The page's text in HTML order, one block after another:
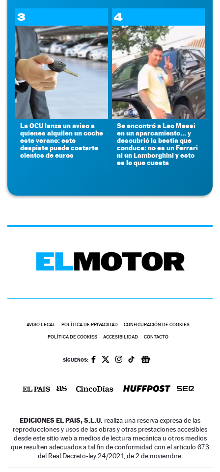
3
La OCU lanza un aviso a
quienes alquilen un coche
este verano: este
despiste puede costarte
cientos de euros
4
Se encontró a Leo Messi
en un aparcamiento... y
descubrió la bestia que
conduce: no es un Ferrari
ni un Lamborghini y esto
es lo que cuesta
AVISO LEGAL POLÍTICA DE PRIVACIDAD CONFIGURACIÓN DE COOKIES
POLÍTICA DE COOKIES ACCESIBILIDAD CONTACTO
SÍGUENOS:
EDICIONES EL PAIS, S.L.U. realiza una reserva expresa de las
reproducciones y usos de las obras y otras prestaciones accesibles
desde este sitio web a medios de lectura mecánica u otros medios
que resulten adecuados a tal fin de conformidad con el artículo 67.3
del Real Decreto-ley 24/2021, de 2 de noviembre.